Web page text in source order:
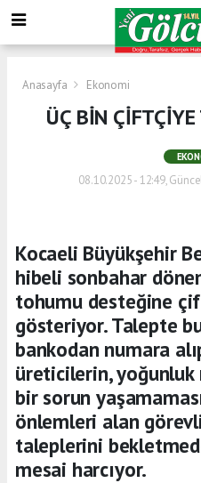
Anasayfa Ekonomi
ÜÇ BİN
08.10.2025 - 12:49,
Kocaeli Büyükşehir
hibeli sonbahar
tohumu desteğine
gösteriyor. Talepte
bankodan numara
üreticilerin, yoğunluk
bir sorun
önlemleri alan
taleplerini
mesai harcıyor.